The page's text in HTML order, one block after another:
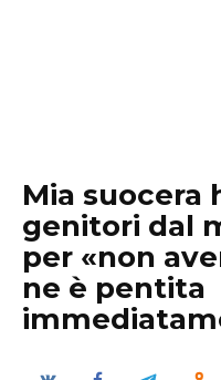
Mia suocera
genitori dal
per «non
ne è pentita